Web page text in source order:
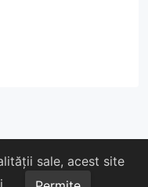
Contact
sale, acest site